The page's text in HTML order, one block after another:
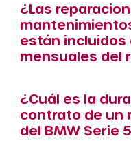
¿Las
están incluidos
mensuales del
¿Cuál es la
contrato de un
del BMW Serie